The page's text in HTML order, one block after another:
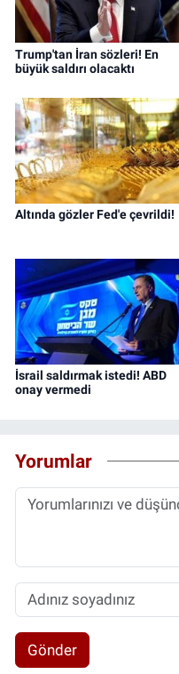
Trump'tan İran sözleri! En
büyük saldırı olacaktı
Altında gözler Fed'e çevrildi!
İsrail saldırmak istedi! ABD
onay vermedi
Yorumlar
Gönder